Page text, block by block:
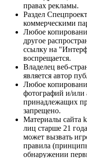
правах рекламы.
Раздел
коммерческими
Любое
другое
ссылку на
воспрещается.
Владелец веб-
является автор
Любое
фотографий и/или
принадлежащих
запрещено.
Материалы сайта
лиц старше 21
может вызвать
правила
обнаружении